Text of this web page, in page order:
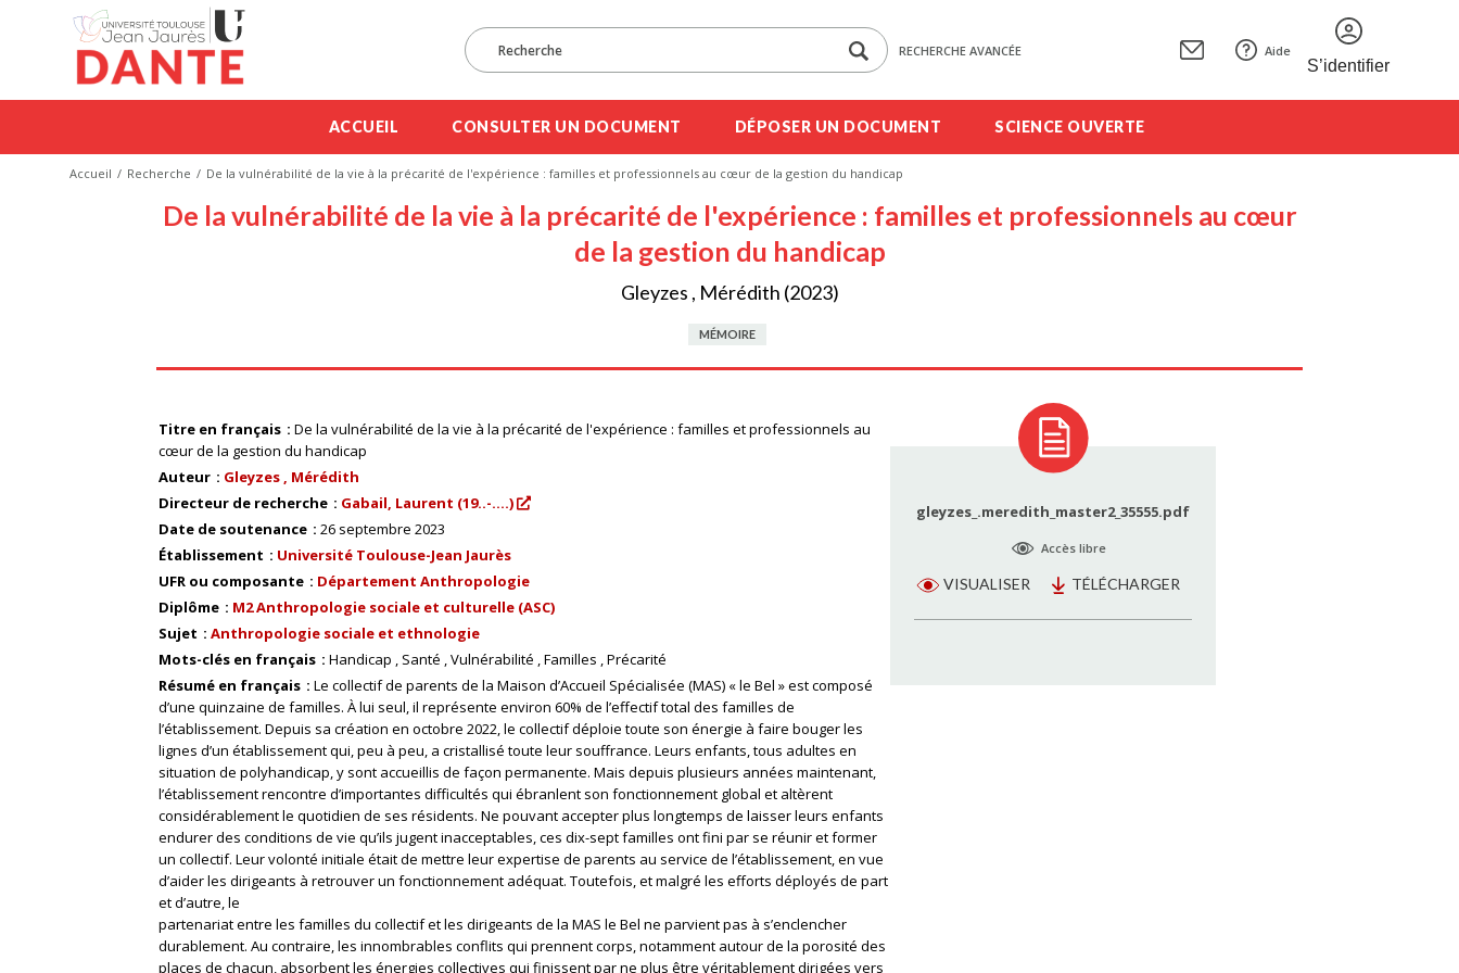
RECHERCHE AVANCÉE Aide
S’identifier
ACCUEIL CONSULTER UN DOCUMENT DÉPOSER UN DOCUMENT SCIENCE OUVERTE
Accueil Recherche De la vulnérabilité de la vie à la précarité de l'expérience : familles et professionnels au cœur de la gestion du handicap
De la vulnérabilité de la vie à la précarité de l'expérience : familles et professionnels au cœur
de la gestion du handicap
Gleyzes , Mérédith (2023)
MÉMOIRE
Titre en français
De la vulnérabilité de la vie à la précarité de l'expérience : familles et professionnels au
cœur de la gestion du handicap
Auteur
Gleyzes , Mérédith
Directeur de recherche
Gabail, Laurent (19..-....)
Date de soutenance
26 septembre 2023
Établissement
Université Toulouse-Jean Jaurès
UFR ou composante
Département Anthropologie
Diplôme
M2 Anthropologie sociale et culturelle (ASC)
Sujet
Anthropologie sociale et ethnologie
Mots-clés en français
Handicap Santé Vulnérabilité Familles Précarité
Résumé en français
Le collectif de parents de la Maison d’Accueil Spécialisée (MAS) « le Bel » est composé
d’une quinzaine de familles. À lui seul, il représente environ 60% de l’effectif total des familles de
l’établissement. Depuis sa création en octobre 2022, le collectif déploie toute son énergie à faire bouger les
lignes d’un établissement qui, peu à peu, a cristallisé toute leur souffrance. Leurs enfants, tous adultes en
situation de polyhandicap, y sont accueillis de façon permanente. Mais depuis plusieurs années maintenant,
l’établissement rencontre d’importantes difficultés qui ébranlent son fonctionnement global et altèrent
considérablement le quotidien de ses résidents. Ne pouvant accepter plus longtemps de laisser leurs enfants
endurer des conditions de vie qu’ils jugent inacceptables, ces dix-sept familles ont fini par se réunir et former
un collectif. Leur volonté initiale était de mettre leur expertise de parents au service de l’établissement, en vue
d’aider les dirigeants à retrouver un fonctionnement adéquat. Toutefois, et malgré les efforts déployés de part
et d’autre, le
partenariat entre les familles du collectif et les dirigeants de la MAS le Bel ne parvient pas à s’enclencher
durablement. Au contraire, les innombrables conflits qui prennent corps, notamment autour de la porosité des
places de chacun, absorbent les énergies collectives qui finissent par ne plus être véritablement dirigées vers
gleyzes_.meredith_master2_35555.pdf
Accès libre
VISUALISER TÉLÉCHARGER